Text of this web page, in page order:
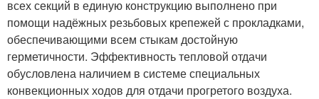
всех секций в единую конструкцию выполнено при
помощи надёжных резьбовых крепежей с прокладками,
обеспечивающими всем стыкам достойную
герметичности. Эффективность тепловой отдачи
обусловлена наличием в системе специальных
конвекционных ходов для отдачи прогретого воздуха.